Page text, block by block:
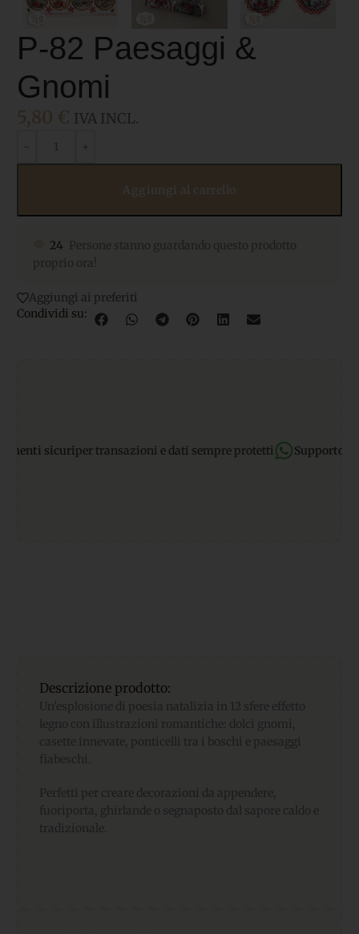
P-82 Paesaggi &
Gnomi
IVA INCL.
24
Aggiungi ai preferiti
Condividi su:
sicuriper transazioni e dati sempre protetti Supporto
Descrizione prodotto: